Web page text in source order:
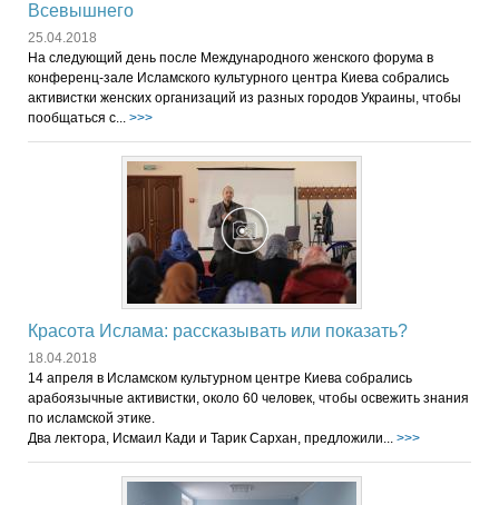
Всевышнего
25.04.2018
На следующий день после Международного женского форума в
конференц-зале Исламского культурного центра Киева собрались
активистки женских организаций из разных городов Украины, чтобы
пообщаться с... >>>
Красота Ислама: рассказывать или показать?
18.04.2018
14 апреля в Исламском культурном центре Киева собрались
арабоязычные активистки, около 60 человек, чтобы освежить знания
по исламской этике.
Два лектора, Исмаил Кади и Тарик Сархан, предложили... >>>